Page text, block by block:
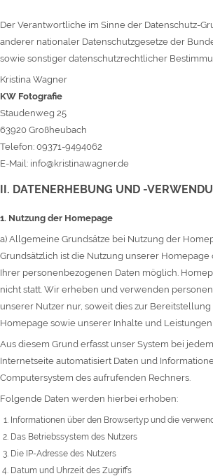
Der Verantwortliche im Sinne der Datenschutz-
anderer nationaler Datenschutzgesetze der
sowie sonstiger datenschutzrechtlicher
Kristina Wagner
KW Fotografie
Staudenweg 25
63920 Großheubach
Telefon: 09371-9494062
E-Mail: info@kristinawagner.de
II. DATENERHEBUNG UND -
1. Nutzung der Homepage
a) Allgemeine Grundsätze bei Nutzung der
Grundsätzlich ist die Nutzung unserer
Ihrer personenbezogenen Daten möglich.
nicht statt. Wir erheben und verwenden
unserer Nutzer nur, soweit dies zur
Homepage sowie unserer Inhalte und
Aus diesem Grund erfasst unser System bei
Internetseite automatisiert Daten und
Computersystem des aufrufenden Rechners.
Folgende Daten werden hierbei erhoben:
Informationen über den Browsertyp und die
Das Betriebssystem des Nutzers
Die IP-Adresse des Nutzers
Datum und Uhrzeit des Zugriffs